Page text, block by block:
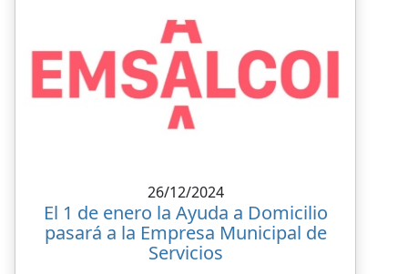
26/12/2024
El 1 de enero la Ayuda a Domicilio
pasará a la Empresa Municipal de
Servicios